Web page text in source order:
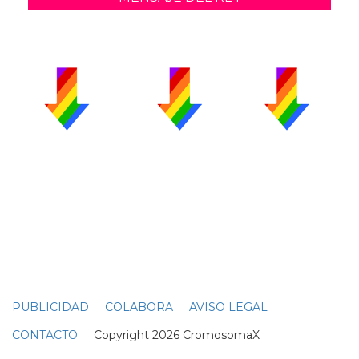
PUBLICIDAD COLABORA
AVISO LEGAL
CONTACTO Copyright 2026 CromosomaX